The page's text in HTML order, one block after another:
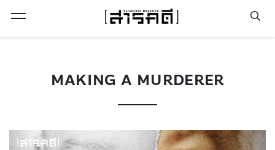
MAKING A MURDERER